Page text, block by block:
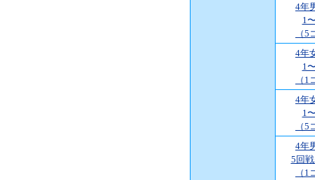
4年
1
（
4年
1
（
4年
1
（
4年
5回
（